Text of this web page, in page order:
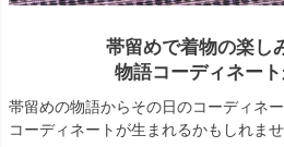
帯留めで着物の楽し
物語コーディネー
帯留めの物語からその日のコーディネ
コーディネートが生まれるかもしれませ